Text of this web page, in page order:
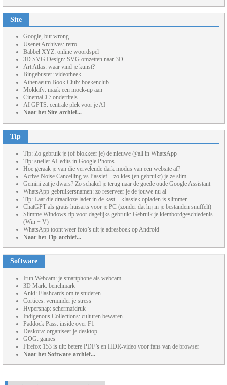
Site
Google, but wrong
Usenet Archives: retro
Babbel XYZ: online woordspel
3D SVG Design: SVG omzetten naar 3D
Art Atlas: waar vind je kunst?
Bingebuster: videotheek
Athenaeum Book Club: boekenclub
Mokkify: maak een mock-up aan
CinemaCC: ondertitels
AI GPTS: centrale plek voor je AI
Naar het Site-archief...
Tip
Tip: Zo gebruik je (of blokkeer je) de nieuwe @all in WhatsApp
Tip: sneller AI-edits in Google Photos
Hoe geraak je van die vervelende dark modus van een website af?
Active Noise Cancelling vs Passief – zo kies (en gebruikt) je ze slim
Gemini zat je dwars? Zo schakel je terug naar de goede oude Google Assistant
WhatsApp-gebruikersnamen: zo reserveer je de jouwe nu al
Tip: Laat die draadloze lader in de kast – klassiek opladen is slimmer
ChatGPT als gratis huisarts voor je PC (zonder dat hij in je bestanden snuffelt)
Slimme Windows-tip voor dagelijks gebruik: Gebruik je klembordgeschiedenis
(Win + V)
WhatsApp toont weer foto’s uit je adresboek op Android
Naar het Tip-archief...
Software
Irun Webcam: je smartphone als webcam
3D Mark: benchmark
Anki: Flashcards om te studeren
Cortices: verminder je stress
Hypersnap: schermafdruk
Indigenous Collections: culturen bewaren
Paddock Pass: inside over F1
Deskora: organiseer je desktop
GOG: games
Firefox 153 is uit: betere PDF’s en HDR-video voor fans van de browser
Naar het Software-archief...